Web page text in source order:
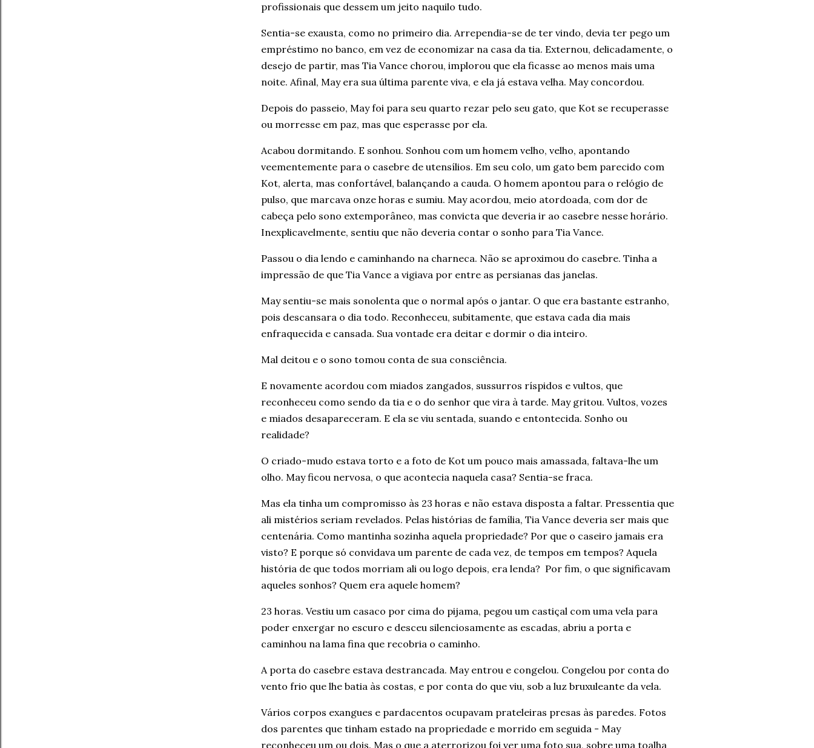
profissionais que dessem um jeito naquilo tudo.
Sentia-se exausta, como no primeiro dia. Arrependia-se de ter vindo, devia ter pego um
empréstimo no banco, em vez de economizar na casa da tia. Externou, delicadamente, o
desejo de partir, mas Tia Vance chorou, implorou que ela ficasse ao menos mais uma
noite. Afinal, May era sua última parente viva, e ela já estava velha. May concordou.
Depois do passeio, May foi para seu quarto rezar pelo seu gato, que Kot se recuperasse
ou morresse em paz, mas que esperasse por ela.
Acabou dormitando. E sonhou. Sonhou com um homem velho, velho, apontando
veementemente para o casebre de utensílios. Em seu colo, um gato bem parecido com
Kot, alerta, mas confortável, balançando a cauda. O homem apontou para o relógio de
pulso, que marcava onze horas e sumiu. May acordou, meio atordoada, com dor de
cabeça pelo sono extemporâneo, mas convicta que deveria ir ao casebre nesse horário.
Inexplicavelmente, sentiu que não deveria contar o sonho para Tia Vance.
Passou o dia lendo e caminhando na charneca. Não se aproximou do casebre. Tinha a
impressão de que Tia Vance a vigiava por entre as persianas das janelas.
May sentiu-se mais sonolenta que o normal após o jantar. O que era bastante estranho,
pois descansara o dia todo. Reconheceu, subitamente, que estava cada dia mais
enfraquecida e cansada. Sua vontade era deitar e dormir o dia inteiro.
Mal deitou e o sono tomou conta de sua consciência.
E novamente acordou com miados zangados, sussurros ríspidos e vultos, que
reconheceu como sendo da tia e o do senhor que vira à tarde. May gritou. Vultos, vozes
e miados desapareceram. E ela se viu sentada, suando e entontecida. Sonho ou
realidade?
O criado-mudo estava torto e a foto de Kot um pouco mais amassada, faltava-lhe um
olho. May ficou nervosa, o que acontecia naquela casa? Sentia-se fraca.
Mas ela tinha um compromisso às 23 horas e não estava disposta a faltar. Pressentia que
ali mistérios seriam revelados. Pelas histórias de família, Tia Vance deveria ser mais que
centenária. Como mantinha sozinha aquela propriedade? Por que o caseiro jamais era
visto? E porque só convidava um parente de cada vez, de tempos em tempos? Aquela
história de que todos morriam ali ou logo depois, era lenda? Por fim, o que significavam
aqueles sonhos? Quem era aquele homem?
23 horas. Vestiu um casaco por cima do pijama, pegou um castiçal com uma vela para
poder enxergar no escuro e desceu silenciosamente as escadas, abriu a porta e
caminhou na lama fina que recobria o caminho.
A porta do casebre estava destrancada. May entrou e congelou. Congelou por conta do
vento frio que lhe batia às costas, e por conta do que viu, sob a luz bruxuleante da vela.
Vários corpos exangues e pardacentos ocupavam prateleiras presas às paredes. Fotos
dos parentes que tinham estado na propriedade e morrido em seguida - May
reconheceu um ou dois. Mas o que a aterrorizou foi ver uma foto sua, sobre uma toalha